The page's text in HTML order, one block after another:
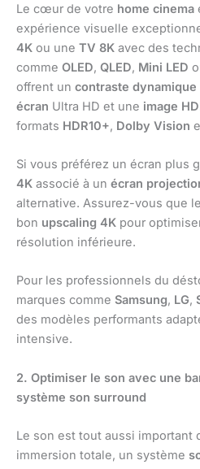
Le cœur de votre home cinema
expérience visuelle
4K ou une TV 8K avec des
comme OLED, QLED, Mini LED
offrent un contraste dynamique
écran Ultra HD et une image
formats HDR10+, Dolby Vision
Si vous préférez un écran plus
4K associé à un écran
alternative. Assurez-vous que
bon upscaling 4K pour
résolution inférieure.
Pour les professionnels du
marques comme Samsung, LG,
des modèles performants
intensive.
2. Optimiser le son avec une
système son surround
Le son est tout aussi important
immersion totale, un système